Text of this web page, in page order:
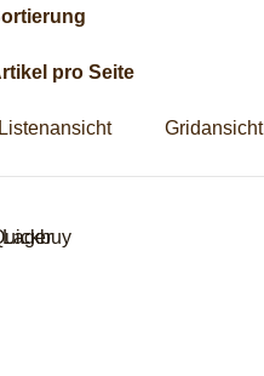
pro Seite
Listenansicht Gridansicht